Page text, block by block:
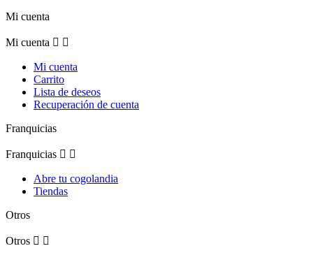
Mi cuenta
Mi cuenta  
Mi cuenta
Carrito
Lista de deseos
Recuperación de cuenta
Franquicias
Franquicias  
Abre tu cogolandia
Tiendas
Otros
Otros  